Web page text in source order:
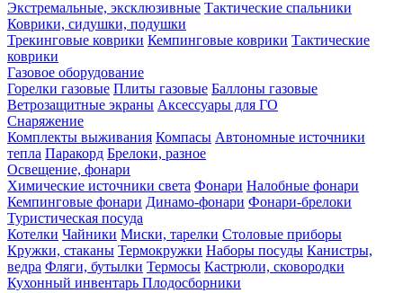
Экстремальные, эксклюзивные Тактические спальники
Коврики, сидушки, подушки
Трекинговые коврики Кемпинговые коврики Тактические
коврики
Газовое оборудование
Горелки газовые Плиты газовые Баллоны газовые
Ветрозащитные экраны Аксессуары для ГО
Снаряжение
Комплекты выживания Компасы Автономные источники
тепла Паракорд Брелоки, разное
Освещение, фонари
Химические источники света Фонари Налобные фонари
Кемпинговые фонари Динамо-фонари Фонари-брелоки
Туристическая посуда
Котелки Чайники Миски, тарелки Столовые приборы
Кружки, стаканы Термокружки Наборы посуды Канистры,
ведра Фляги, бутылки Термосы Кастрюли, сковородки
Кухонный инвентарь Плодосборники